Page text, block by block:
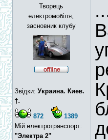
Творець
електромобіля,
засновник клубу
Звідки: Украина. Киев.
†.
872
1389
Мій електротранспорт:
"Электра 2"